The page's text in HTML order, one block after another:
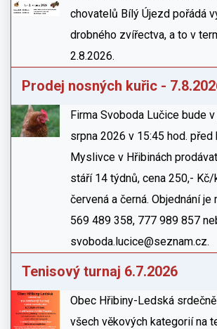
chovatelů Bílý Újezd pořádá
drobného zvířectva, a to v
2.8.2026.
Prodej nosných kuřic -
Firma Svoboda Lučice bude
srpna 2026 v 15:45 hod. před
Myslivce v Hřibinách
stáří 14 týdnů, cena 250,- Kč/
červená a černá. Objednání je
569 489 358, 777 989 857
svoboda.lucice@seznam.cz.
Tenisový turnaj 6.7.2026
Obec Hřibiny-Ledská
všech věkových kategorií na